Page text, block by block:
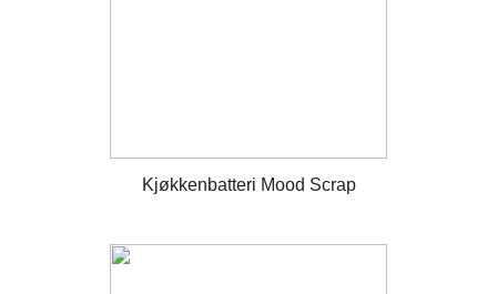
Kjøkkenbatteri Mood Scrap